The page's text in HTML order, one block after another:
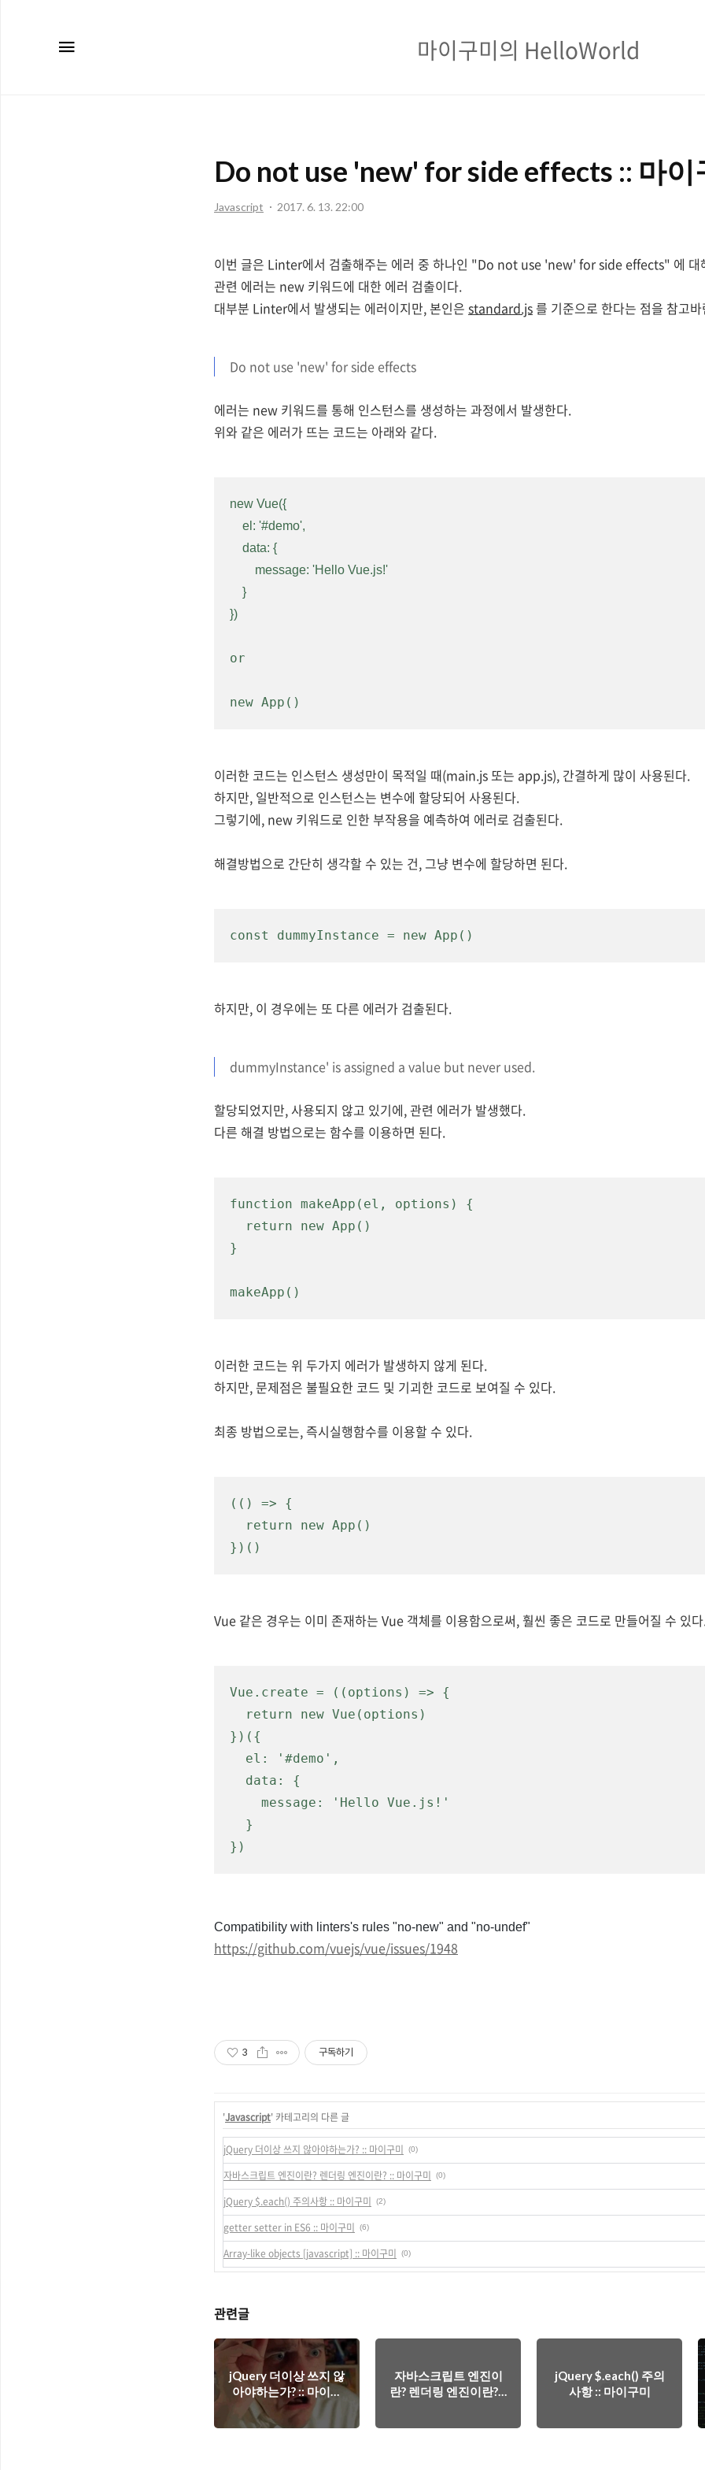
이
의
HelloWorld
마이구미의 HelloWorld
Do not use 'new' for side effects :: 마이
Javascript 2017. 6. 13. 22:00
이번 글은 Linter에서 검출해주는 에러 중 하나인 "Do not use 'new' for side effects" 에 대
관련 에러는 new 키워드에 대한 에러 검출이다.
대부분 Linter에서 발생되는 에러이지만, 본인은 standard.js 를 기준으로 한다는 점을 참고
Do not use 'new' for side effects
에러는 new 키워드를 통해 인스턴스를 생성하는 과정에서 발생한다.
위와 같은 에러가 뜨는 코드는 아래와 같다.
new Vue({
})
or
new App ()
이러한 코드는 인스턴스 생성만이 목적일 때(main.js 또는 app.js), 간결하게 많이 사용된다.
하지만, 일반적으로 인스턴스는 변수에 할당되어 사용된다.
그렇기에, new 키워드로 인한 부작용을 예측하여 에러로 검출된다.
해결방법으로 간단히 생각할 수 있는 건, 그냥 변수에 할당하면 된다.
const dummyInstance = new App()
하지만, 이 경우에는 또 다른 에러가 검출된다.
dummyInstance' is assigned a value but never used.
할당되었지만, 사용되지 않고 있기에, 관련 에러가 발생했다.
다른 해결 방법으로는 함수를 이용하면 된다.
function makeApp(el, options) {
}
makeApp()
이러한 코드는 위 두가지 에러가 발생하지 않게 된다.
하지만,문제점은 불필요한 코드 및 기괴한 코드로 보여질 수 있다.
최종 방법으로는, 즉시실행함수를 이용할 수 있다.
(() => {
})()
Vue 같은 경우는 이미 존재하는 Vue 객체를 이용함으로써, 훨씬 좋은 코드로 만들어질 수 있
Vue.create = ((options) => {
})({
})
Compatibility with linters's rules "no-new" and "no-undef"
https://github.com/vuejs/vue/issues/1948
3 구독하기
'Javascript' 카테고리의 다른 글
jQuery 더이상 쓰지 않아야하는가? :: 마이구미 (0)
자바스크립트 엔진이란? 렌더링 엔진이란? :: 마이구미 (0)
jQuery $.each() 주의사항 :: 마이구미 (2)
getter setter in ES6 :: 마이구미 (6)
Array-like objects [javascript] :: 마이구미 (0)
관련글
jQuery 더이상 쓰지 않
아야하는가? :: 마이구
미
자바스크립트 엔진이
란? 렌더링 엔진이란? ::
jQuery $.each() 주의
사항 :: 마이구미